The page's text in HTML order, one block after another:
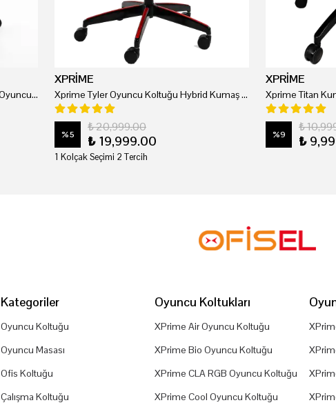
Xprime Soft Profesyonel Çalışma Ve Oyuncu Koltuğu
XPRİME
Xprime Tyler Oyuncu Koltuğu Hybrid Kumaş Kırmızı
%5
₺ 20,999.00
₺ 19,999.00
1 Kolçak Seçimi 2 Tercih
XPRİME
Xprime Titan
%9
₺
₺
Kategoriler
Oyuncu Koltuğu
Oyuncu Masası
Ofis Koltuğu
Çalışma Koltuğu
Oyuncu Koltukları
XPrime Air Oyuncu Koltuğu
XPrime Bio Oyuncu Koltuğu
XPrime CLA RGB Oyuncu Koltuğu
XPrime Cool Oyuncu Koltuğu